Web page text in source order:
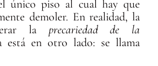
único piso al cual hay que
demoler. En realidad, la
la precariedad de la
está en otro lado: se llama